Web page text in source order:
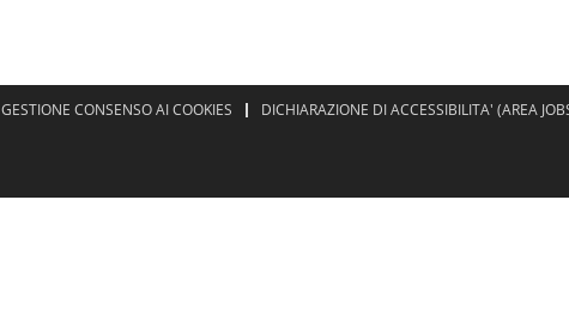
GESTIONE CONSENSO AI COOKIES
DICHIARAZIONE DI ACCESSIBILITA' (AREA